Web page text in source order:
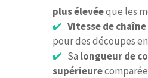
plus élevéeque les
Vitesse de
pour des découpes
Sa longueur de
supérieure